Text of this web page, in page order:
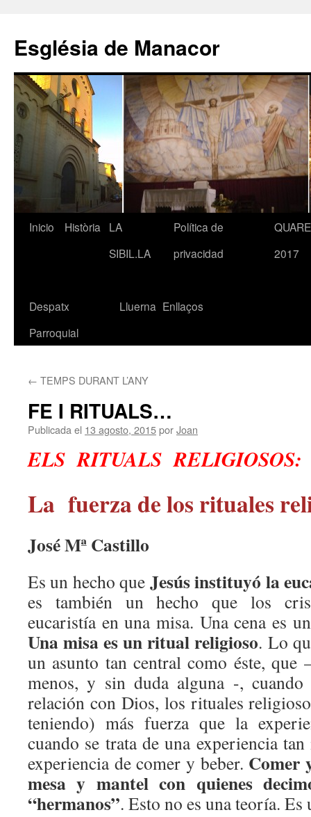
contenido
Església de Manacor
Inicio Història
LA
SIBIL.LA
Política de
privacidad
2017
Despatx
Parroquial
Lluerna Enllaços
← TEMPS DURANT L’ANY
FE I RITUALS…
Publicada el 13 agosto, 2015porJoan
ELS RITUALS RELIGIOSOS:
La fuerza de los rituales
José Mª Castillo
Es un hecho que Jesús instituyó la
es también un hecho que los
eucaristía en una misa. Una cena es
Una misa es un ritual religioso. Lo
un asunto tan central como éste, que
menos, y sin duda alguna -, cuando
relación con Dios, los rituales
teniendo) más fuerza que la
cuando se trata de una experiencia
experiencia de comer y beber. Comer
mesa y mantel con quienes
“hermanos”. Esto no es una teoría. Es